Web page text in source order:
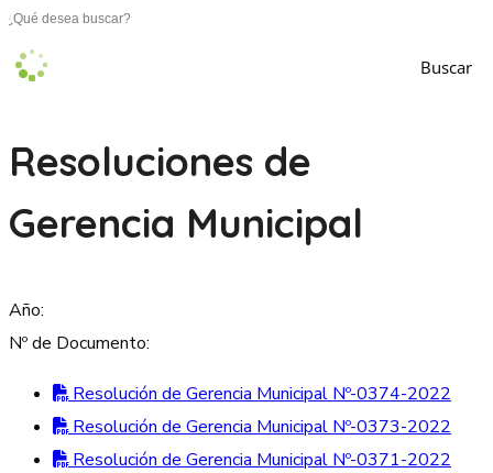
Buscar
Resoluciones de
Gerencia Municipal
Año:
Nº de Documento:
Resolución de Gerencia Municipal Nº-0374-2022
Resolución de Gerencia Municipal Nº-0373-2022
Resolución de Gerencia Municipal Nº-0371-2022